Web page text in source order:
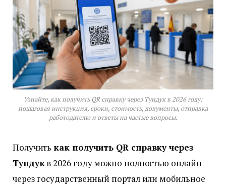
Узнайте, как получить QR справку через Тундук в 2026 году:
пошаговая инструкция, сроки, стоимость, документы, отправка
работодателю и ответы на частые вопросы.
Получить как получить QR справку через
Тундукв 2026 году можно полностью онлайн
через государственный портал или мобильное